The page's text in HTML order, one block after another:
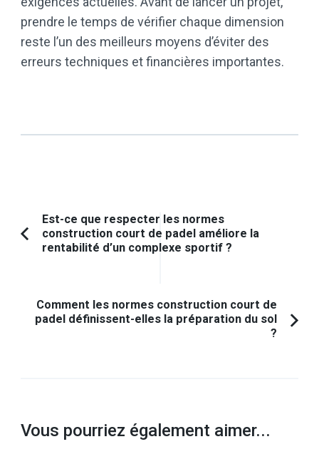
prendre le temps de vérifier chaque dimension
reste l’un des meilleurs moyens d’éviter des
erreurs techniques et financières importantes.
Navigation
d'article
Article
Est-ce que respecter les normes
construction court de padel améliore la
rentabilité d’un complexe sportif ?
Comment les normes construction court de
padel définissent-elles la préparation du sol
?
Vous pourriez également aimer...